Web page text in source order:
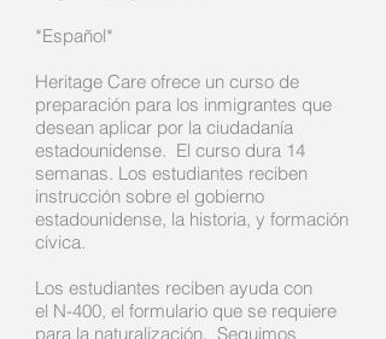
*Español*
Heritage Care ofrece un curso de
preparación para los inmigrantes que
desean aplicar por la ciudadanía
estadounidense. El curso dura 14
semanas. Los estudiantes reciben
instrucción sobre el gobierno
estadounidense, la historia, y formación
cívica.
Los estudiantes reciben ayuda con
el N-400, el formulario que se requiere
para la naturalización. Seguimos